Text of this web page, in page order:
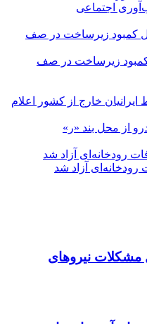
اجتماعی
کمبود زیرساخت در صف
از محل بند «ر»
نیروهای